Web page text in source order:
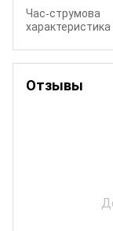
Час-струмова
характеристика
Отзывы